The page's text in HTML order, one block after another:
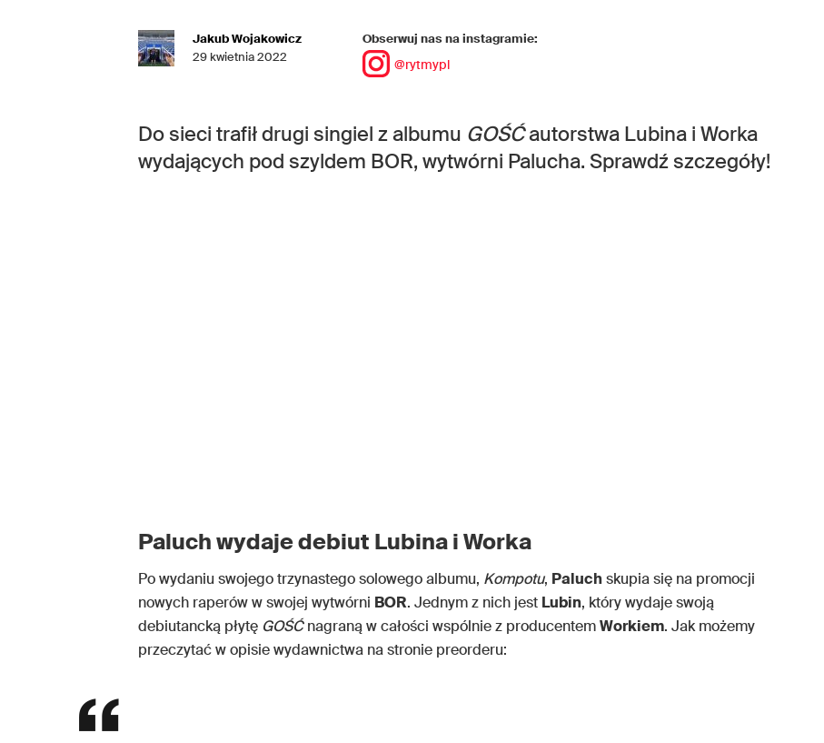
Jakub Wojakowicz
29 kwietnia 2022
Obserwuj nas na instagramie:
@rytmypl
Do sieci trafił drugi singiel z albumu GOŚĆautorstwa Lubina i Worka
wydających pod szyldem BOR, wytwórni Palucha. Sprawdź szczegóły!
Paluch wydaje debiut Lubina i Worka
Po wydaniu swojego trzynastego solowego albumu, Kompotu, Paluchskupia się na promocji
nowych raperów w swojej wytwórni BOR. Jednym z nich jest Lubin, który wydaje swoją
debiutancką płytę GOŚĆnagraną w całości wspólnie z producentemWorkiem. Jak możemy
przeczytać w opisie wydawnictwa na stronie preorderu: